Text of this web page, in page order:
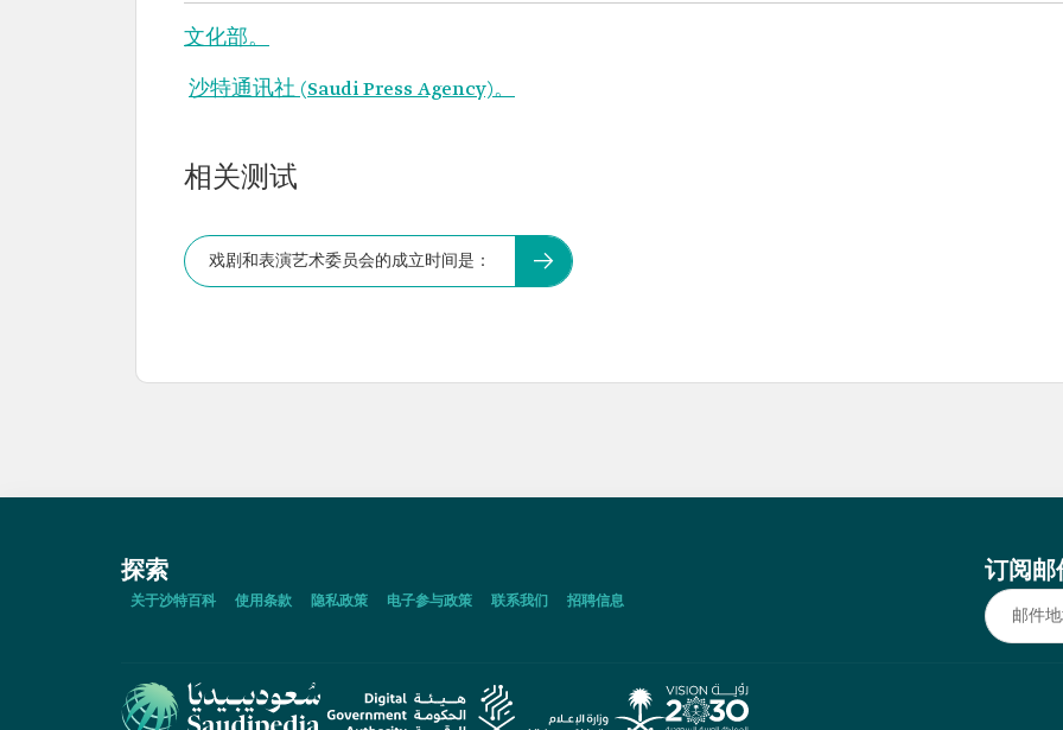
文化部。
沙特通讯社 (Saudi Press Agency)。
相关测试
戏剧和表演艺术委员会的成立时间是：
探索
关于沙特百科 使用条款 隐私政策 电子参与政策 联系我们 招聘信息
订阅邮